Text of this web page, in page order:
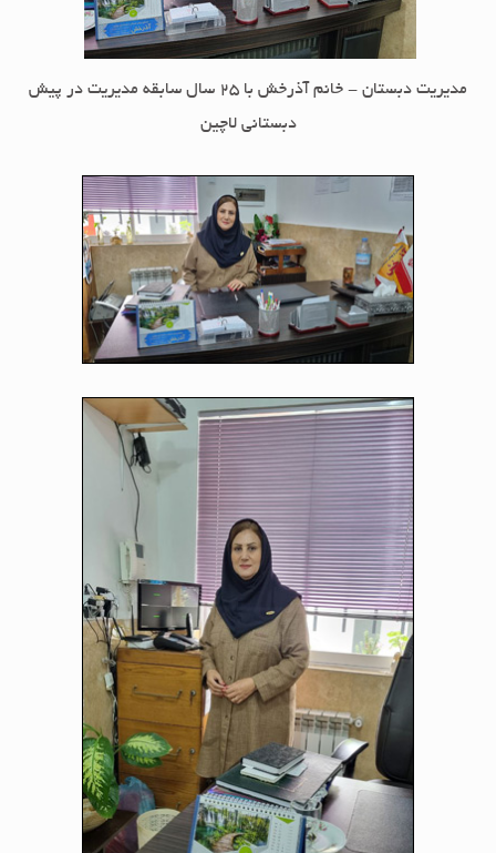
مدیریت دبستان - خانم آذرخش با 25 سال سابقه مدیریت در پیش
دبستانی لاچین